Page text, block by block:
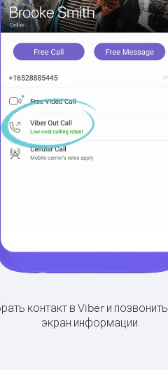
контакт в Viber и
экран информации